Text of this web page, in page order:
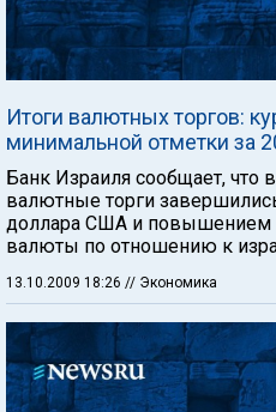
Итоги валютных торгов:
минимальной отметки за
Банк Израиля сообщает, что
валютные торги
доллара США и повышением
валюты по отношению к
13.10.2009 18:26 // Экономика